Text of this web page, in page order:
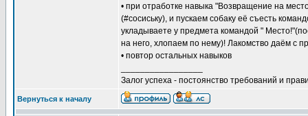
• при отработке навыка "Возвращение на
(#сосиську), и пускаем собаку её съесть
укладываете у предмета командой "
на него, хлопаем по нему)! Лакомство даём с
• повтор остальных навыков
Залог успеха - постоянство требований и
Вернуться к началу